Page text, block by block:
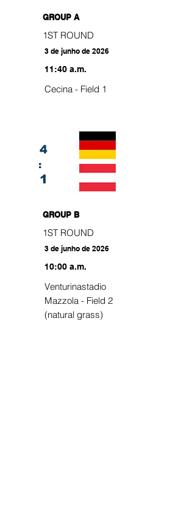
GROUP A
3 de junho de 2026
11:40 a.m.
Cecina - Field 1
1ST ROUND
4
:
1
GROUP B
3 de junho de 2026
10:00 a.m.
Venturinastadio
Mazzola - Field 2
(natural grass)
1ST ROUND